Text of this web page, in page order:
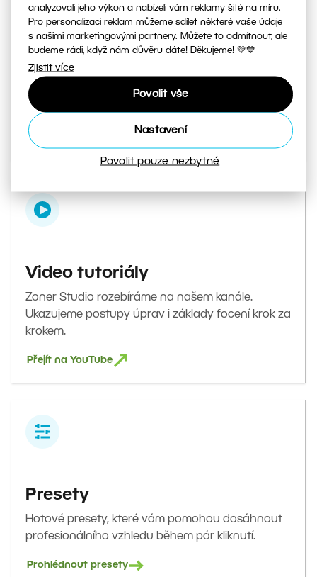
analyzovali jeho výkon a nabízeli vám reklamy šité na míru.
Pro personalizaci reklam můžeme sdílet některé vaše údaje
s našimi marketingovými partnery. Můžete to odmítnout, ale
budeme rádi, když nám důvěru dáte! Děkujeme! 💚💙
Zjistit více
Povolit vše
Nastavení
Povolit pouze nezbytné
Magazín Milujeme fotografii
Váš denní zdroj inspirace a tipů. Od tajných triků
při focení až po návody, jak v editoru upravit ty
nejlepší fotky.
Přejít do magazínu
Video tutoriály
Zoner Studio rozebíráme na našem kanále.
Ukazujeme postupy úprav i základy focení krok za
krokem.
Přejít na YouTube
Presety
Hotové presety, které vám pomohou dosáhnout
profesionálního vzhledu během pár kliknutí.
Prohlédnout presety